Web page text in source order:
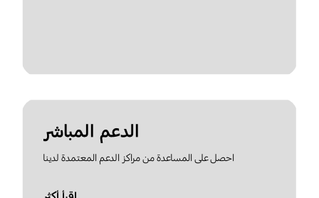
الدعم المباشر
احصل على المساعدة من مراكز الدعم المعتمدة لدينا